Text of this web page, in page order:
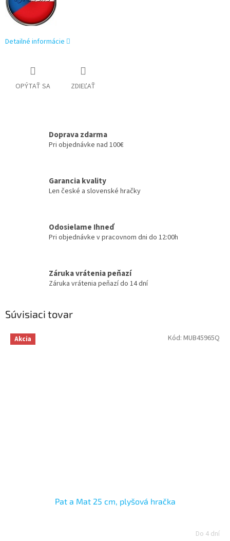
Detailné informácie
OPÝTAŤ SA ZDIEĽAŤ
Doprava zdarma
Pri objednávke nad 100€
Garancia kvality
Len české a slovenské hračky
Odosielame Ihneď
Pri objednávke v pracovnom dni do 12:00h
Záruka vrátenia peňazí
Záruka vrátenia peňazí do 14 dní
Súvisiaci tovar
Akcia
Pat a Mat 25 cm, plyšová hračka
Do 4 dní
Kód: MUB45965Q